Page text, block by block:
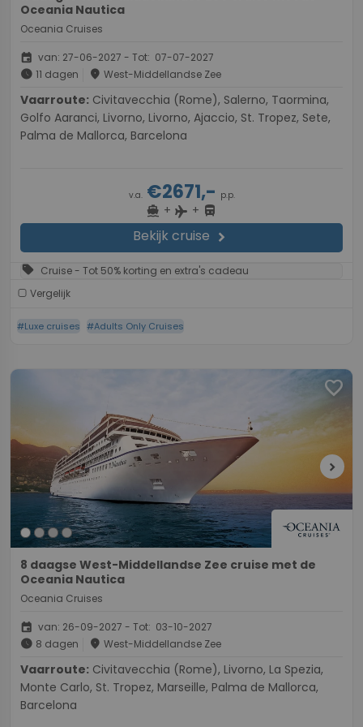
Oceania Nautica
Oceania Cruises
event van: 27-06-2027 - Tot: 07-07-2027
schedule 11 dagen place West-Middellandse Zee
Vaarroute:
Golfo Aaranci, Livorno, Livorno, Ajaccio, St. Tropez, Sete,
Palma de Mallorca, Barcelona
v.a.€2671,- p.p.
directions_boat + flight + directions_bus
Bekijk cruise chevron_right
sell Cruise - Tot 50% korting en extra's cadeau
Vergelijk
#Luxe cruises #Adults Only Cruises
favorite
chevron_right
8 daagse West-Middellandse Zee cruise met de
Oceania Nautica
Oceania Cruises
event van: 26-09-2027 - Tot: 03-10-2027
schedule 8 dagen place West-Middellandse Zee
Vaarroute:
Monte Carlo, St. Tropez, Marseille, Palma de Mallorca,
Barcelona